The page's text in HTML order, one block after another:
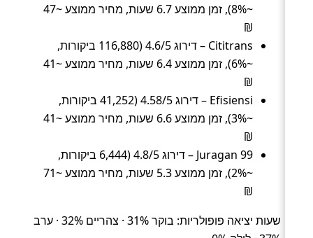
~8%), זמן ממוצע 6.7 שעות, מחיר ממוצע ~47
₪
Cititrans – דירוג 4.6/5 (116,880 ביקורות,
~6%), זמן ממוצע 6.4 שעות, מחיר ממוצע ~41
₪
Efisiensi – דירוג 4.58/5 (41,252 ביקורות,
~3%), זמן ממוצע 6.6 שעות, מחיר ממוצע ~41
₪
Juragan 99 – דירוג 4.8/5 (6,444 ביקורות,
~2%), זמן ממוצע 5.3 שעות, מחיר ממוצע ~71
₪
שעות יציאה פופולריות: בוקר 31% · צהריים 32% · ערב